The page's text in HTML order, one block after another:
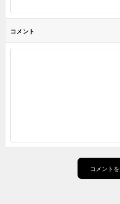
コメント